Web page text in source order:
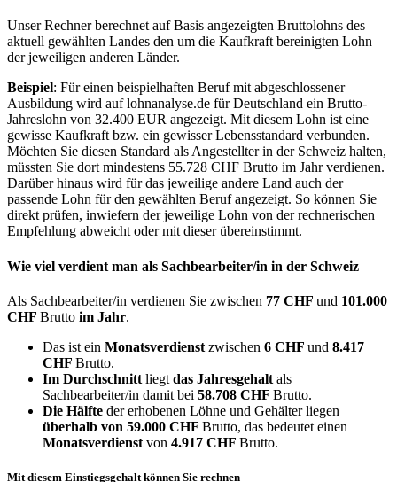
Unser Rechner berechnet auf Basis angezeigten Bruttolohns des
aktuell gewählten Landes den um die Kaufkraft bereinigten Lohn
der jeweiligen anderen Länder.
Beispiel: Für einen beispielhaften Beruf mit abgeschlossener
Ausbildung wird auf lohnanalyse.de für Deutschland ein Brutto-
Jahreslohn von 32.400 EUR angezeigt. Mit diesem Lohn ist eine
gewisse Kaufkraft bzw. ein gewisser Lebensstandard verbunden.
Möchten Sie diesen Standard als Angestellter in der Schweiz halten,
müssten Sie dort mindestens 55.728 CHF Brutto im Jahr verdienen.
Darüber hinaus wird für das jeweilige andere Land auch der
passende Lohn für den gewählten Beruf angezeigt. So können Sie
direkt prüfen, inwiefern der jeweilige Lohn von der rechnerischen
Empfehlung abweicht oder mit dieser übereinstimmt.
Wie viel verdient man als Sachbearbeiter/in in der Schweiz
Als Sachbearbeiter/in verdienen Sie zwischen 77 CHF und 101.000
CHF Brutto im Jahr.
Das ist ein Monatsverdienst zwischen 6 CHF und 8.417
CHF Brutto.
Im Durchschnitt liegt das Jahresgehalt als
Sachbearbeiter/in damit bei 58.708 CHF Brutto.
Die Hälfte der erhobenen Löhne und Gehälter liegen
überhalb von 59.000 CHF Brutto, das bedeutet einen
Monatsverdienst von 4.917 CHF Brutto.
Mit diesem Einstiegsgehalt können Sie rechnen